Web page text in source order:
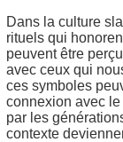
Dans la culture
rituels qui
peuvent être
avec ceux qui
ces symboles
connexion avec
par les
contexte